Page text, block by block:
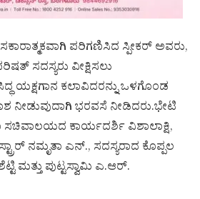
ಪರಿಗಣಿಸಿದ ಸ್ಪೀಕರ್ ಅವರು,
ಸದಸ್ಯರು ವೀಕ್ಷಿಸಲು
ಯಕ್ಷಗಾನ ಕಲಾವಿದರನ್ನು ಒಳಗೊಂಡ
ನೀಡುವುದಾಗಿ ಭರವಸೆ ನೀಡಿದರು.ಭೇಟಿ
ಸಚಿವಾಲಯದ ಕಾರ್ಯದರ್ಶಿ ವಿಶಾಲಾಕ್ಷಿ,
ನಮೃತಾ ಎನ್., ಸದಸ್ಯರಾದ ಕೊಪ್ಪಲ
ಮತ್ತು ಪುಟ್ಟಸ್ವಾಮಿ ಎ.ಆರ್.